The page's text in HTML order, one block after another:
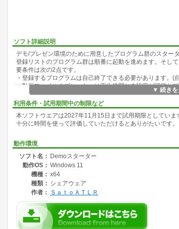
ソフト詳細説明
デモ/プレゼン環境のために用意したプログラム群のスター
登録リストのプログラム群は順番に起動を進めます。そし
要条件は次の2点です。
・登録するプログラムは自己終了できる必要があります。(
・動画ファイルのプレーヤーは再生後閉じる設定が可能な
r, MPC-BE)
▼ 続き
利用条件・試用期間中の制限など
本ソフトウエアは2027年11月15日まで試用期限としていま
十分に時間を使って評価していただけるとありがたいです。
動作環境
ソフト名： Demoスターター
動作OS： Windows 11
機種： x64
種類： シェアウェア
作者：
ＳａｔｏＡＴＬＲ